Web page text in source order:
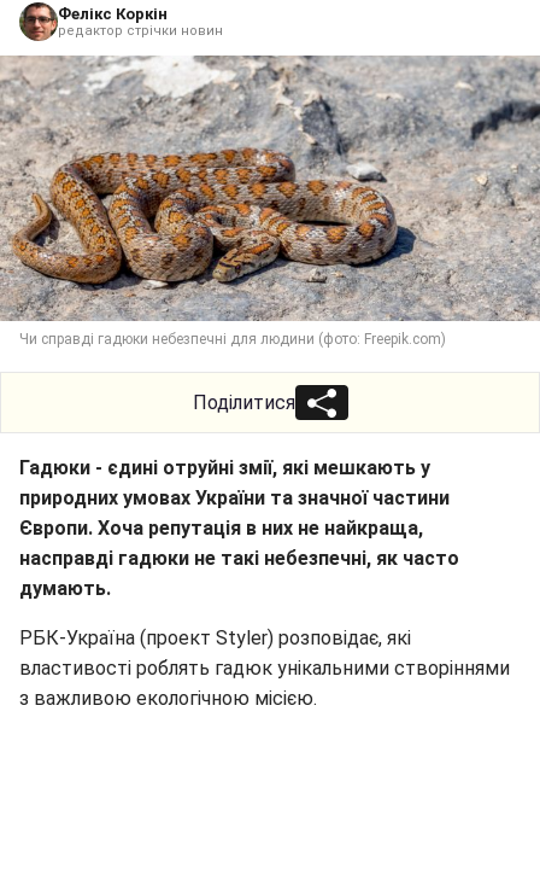
Фелікс Коркін
редактор стрічки новин
Чи справді гадюки небезпечні для людини (фото: Freepik.com)
Поділитися
Гадюки - єдині отруйні змії, які мешкають у
природних умовах України та значної частини
Європи. Хоча репутація в них не найкраща,
насправді гадюки не такі небезпечні, як часто
думають.
РБК-Україна (проект Styler) розповідає, які
властивості роблять гадюк унікальними створіннями
з важливою екологічною місією.